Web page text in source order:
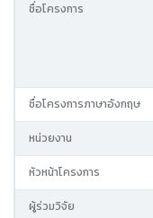
ชื่อโครงการ
ชื่อโครงการภาษาอังกฤษ
หน่วยงาน
หัวหน้าโครงการ
ผู้ร่วมวิจัย